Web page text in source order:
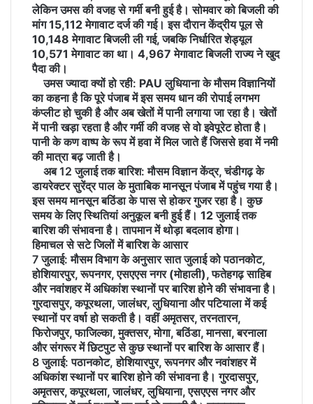
लेकिन उमस की वजह से गर्मी बनी हुई है। सोमवार को बिजली की
मांग 15,112 मेगावाट दर्ज की गई। इस दौरान केंद्रीय पूल से
10,148 मेगावाट बिजली ली गई, जबकि निर्धारित शेड्यूल
10,571 मेगावाट का था। 4,967 मेगावाट बिजली राज्य ने खुद
पैदा की।
उमस ज्यादा क्यों हो रही: PAU लुधियाना के मौसम विज्ञानियों
का कहना है कि पूरे पंजाब में इस समय धान की रोपाई लगभग
कंप्लीट हो चुकी है और अब खेतों में पानी लगाया जा रहा है। खेतों
में पानी खड़ा रहता है और गर्मी की वजह से वो इवेपूरेट होता है।
पानी के कण वाष्प के रूप में हवा में मिल जाते हैं जिससे हवा में नमी
की मात्रा बढ़ जाती है।
अब 12 जुलाई तक बारिश: मौसम विज्ञान केंद्र, चंडीगढ़ के
डायरेक्टर सुरेंद्र पाल के मुताबिक मानसून पंजाब में पहुंच गया है।
इस समय मानसून बठिंडा के पास से होकर गुजर रहा है। कुछ
समय के लिए स्थितियां अनुकूल बनी हुई हैं। 12 जुलाई तक
बारिश की संभावना है। तापमान में थोड़ा बदलाव होगा।
हिमाचल से सटे जिलों में बारिश के आसार
7 जुलाई: मौसमविभाग के अनुसार सात जुलाई को पठानकोट,
होशियारपुर, रूपनगर, एसएएस नगर (मोहाली), फतेहगढ़ साहिब
और नवांशहर में अधिकांश स्थानों पर बारिश होने की संभावना है।
गुरदासपुर, कपूरथला, जालंधर, लुधियाना और पटियाला में कई
स्थानों पर वर्षा हो सकती है। वहीं अमृतसर, तरनतारन,
फिरोजपुर, फाजिल्का, मुक्तसर, मोगा, बठिंडा, मानसा, बरनाला
और संगरूर में छिटपुट से कुछ स्थानों पर बारिश के आसार हैं।
8 जुलाई: पठानकोट,होशियारपुर, रूपनगर और नवांशहर में
अधिकांश स्थानों पर बारिश होने की संभावना है। गुरदासपुर,
अमृतसर, कपूरथला, जालंधर, लुधियाना, एसएएस नगर और